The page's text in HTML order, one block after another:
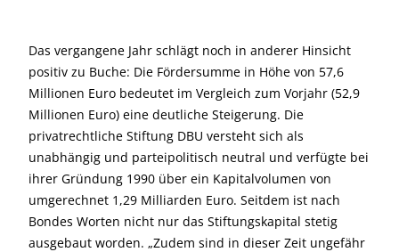
Das vergangene Jahr schlägt noch in anderer Hinsicht
positiv zu Buche: Die Fördersumme in Höhe von 57,6
Millionen Euro bedeutet im Vergleich zum Vorjahr (52,9
Millionen Euro) eine deutliche Steigerung. Die
privatrechtliche Stiftung DBU versteht sich als
unabhängig und parteipolitisch neutral und verfügte bei
ihrer Gründung 1990 über ein Kapitalvolumen von
umgerechnet 1,29 Milliarden Euro. Seitdem ist nach
Bondes Worten nicht nur das Stiftungskapital stetig
ausgebaut worden. „Zudem sind in dieser Zeit ungefähr